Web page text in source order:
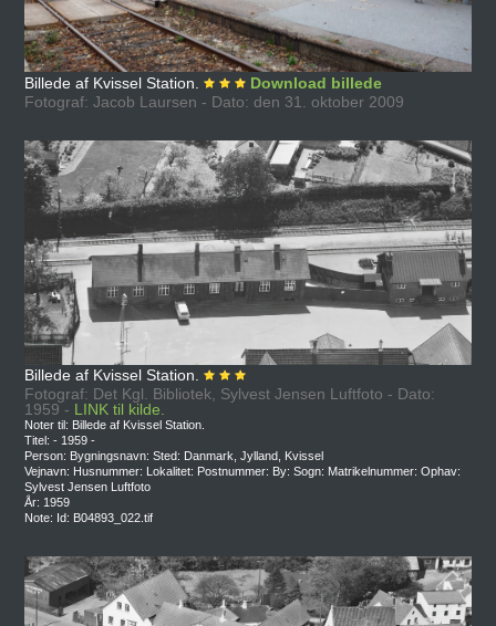
Billede af Kvissel Station.
Download billede
Fotograf: Jacob Laursen - Dato: den 31. oktober 2009
Billede af Kvissel Station.
Fotograf: Det Kgl. Bibliotek, Sylvest Jensen Luftfoto - Dato:
1959 - LINK til kilde.
Noter til: Billede af Kvissel Station.
Titel: - 1959 -
Person: Bygningsnavn: Sted: Danmark, Jylland, Kvissel
Vejnavn: Husnummer: Lokalitet: Postnummer: By: Sogn: Matrikelnummer: Ophav:
Sylvest Jensen Luftfoto
År: 1959
Note: Id: B04893_022.tif